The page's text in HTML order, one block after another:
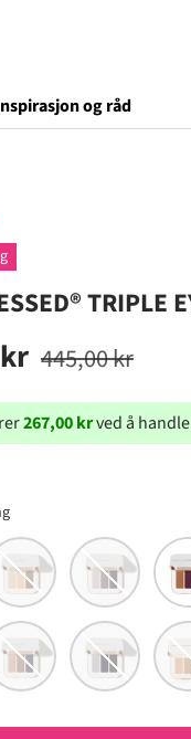
og råd
TRIPLE
445,00 kr
267,00 krved å
SpotSundown
SugarBlue Hour